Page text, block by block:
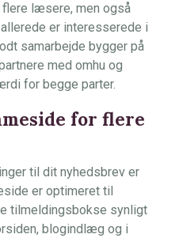
flere læsere, men også
er interesserede i
samarbejde bygger på
med omhu og
for begge parter.
for flere
til dit nyhedsbrev er
er optimeret til
tilmeldingsbokse synligt
blogindlæg og i